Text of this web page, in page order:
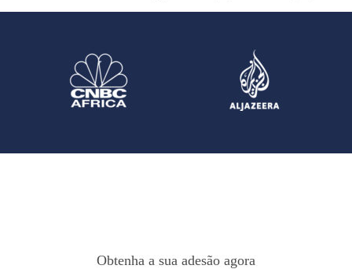
Obtenha a sua adesão agora